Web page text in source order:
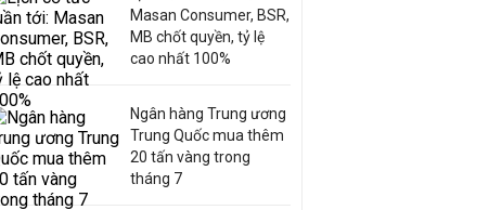
Masan Consumer, BSR,
MB chốt quyền, tỷ lệ
cao nhất 100%
Ngân hàng Trung ương
Trung Quốc mua thêm
20 tấn vàng trong
tháng 7